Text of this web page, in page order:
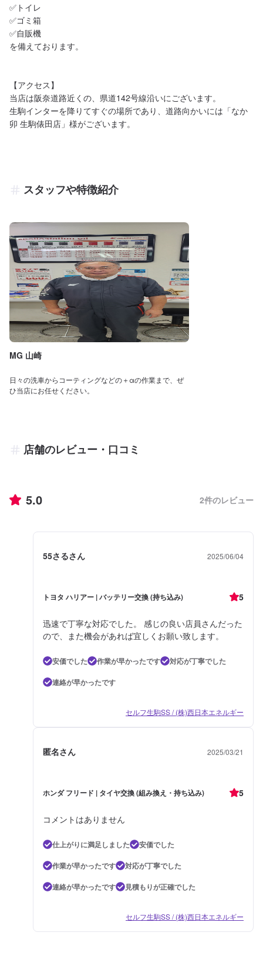
✅トイレ
✅ゴミ箱
✅自販機
を備えております。
【アクセス】
当店は阪奈道路近くの、県道142号線沿いにございます。
生駒インターを降りてすぐの場所であり、道路向かいには「なか
卯 生駒俵田店」様がございます。
スタッフや特徴紹介
MG 山崎
日々の洗車からコーティングなどの＋αの作業まで、ぜ
ひ当店にお任せください。
店舗のレビュー・口コミ
5.0 2件のレビュー
55さるさん 2025/06/04
トヨタ ハリアー | バッテリー交換 (持ち込み) 5
迅速で丁寧な対応でした。 感じの良い店員さんだった
ので、また機会があれば宜しくお願い致します。
安価でした 作業が早かったです
対応が丁寧でした
連絡が早かったです
セルフ生駒SS / (株)西日本エネルギー
匿名さん 2025/03/21
ホンダ フリード | タイヤ交換 (組み換え・持ち込み) 5
コメントはありません
仕上がりに満足しました
安価でした
作業が早かったです
対応が丁寧でした
連絡が早かったです
見積もりが正確でした
セルフ生駒SS / (株)西日本エネルギー